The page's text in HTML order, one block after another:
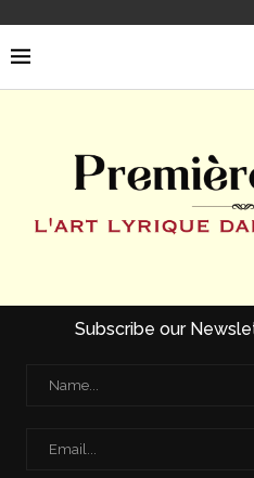
Subscribe our